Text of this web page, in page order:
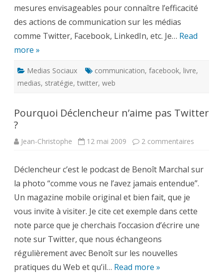
mesures envisageables pour connaître l’efficacité
des actions de communication sur les médias
comme Twitter, Facebook, LinkedIn, etc. Je… Read
more »
Medias Sociaux communication, facebook, livre,
medias, stratégie, twitter, web
Pourquoi Déclencheur n’aime pas Twitter
?
Jean-Christophe 12 mai 2009 2 commentaires
pas
Twitter
?
Déclencheur c’est le podcast de Benoît Marchal sur
la photo “comme vous ne l’avez jamais entendue”.
Un magazine mobile original et bien fait, que je
vous invite à visiter. Je cite cet exemple dans cette
note parce que je cherchais l’occasion d’écrire une
note sur Twitter, que nous échangeons
régulièrement avec Benoît sur les nouvelles
pratiques du Web et qu’il… Read more »